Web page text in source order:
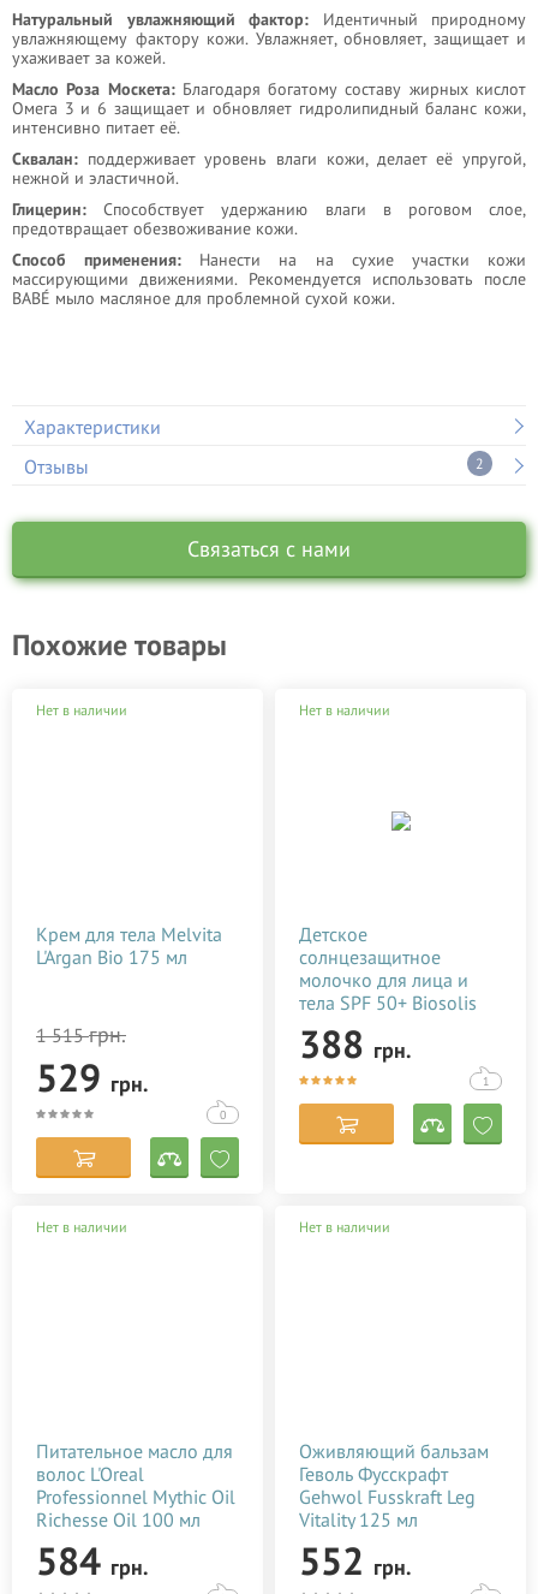
Натуральный увлажняющий фактор: Идентичный природному
увлажняющему фактору кожи. Увлажняет, обновляет, защищает и
ухаживает за кожей.
Масло Роза Москета:Благодаря богатому составу жирных кислот
Омега 3 и 6 защищает и обновляет гидролипидный баланс кожи,
интенсивно питает её.
Сквалан: поддерживает уровень влаги кожи, делает её упругой,
нежной и эластичной.
Глицерин: Способствует удержанию влаги в роговом слое,
предотвращает обезвоживание кожи.
Способ применения: Нанести на на сухие участки кожи
массирующими движениями. Рекомендуется использовать после
BABÉ мыло масляное для проблемной сухой кожи.
Характеристики
Отзывы
2
Связаться с нами
Похожие товары
Нет в наличии
Крем для тела Melvita
L'Argan Bio 175 мл
1 515грн.
529 грн.
0
Нет в наличии
Детское
солнцезащитное
молочко для лица и
тела SPF 50+ Biosolis
50 мл
388 грн.
1
Нет в наличии
Питательное масло для
волос L'Oreal
Professionnel Mythic Oil
Richesse Oil 100 мл
584 грн.
Нет в наличии
Оживляющий бальзам
Геволь Фусскрафт
Gehwol Fusskraft Leg
Vitality 125 мл
552 грн.